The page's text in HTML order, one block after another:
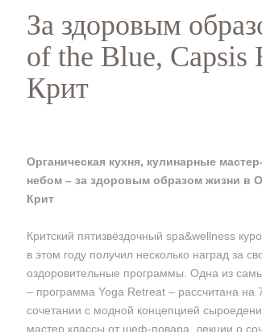
За здоровым
of the Blue, Capsis
Крит
Органическая кухня, кулинарные
небом – за здоровым образом жизни в
Крит
Критский пятизвёздочный spa&wellness
в этом году получил несколько наград за
оздоровительные программы. Одна из
– программа Yoga Retreat – рассчитана на
сочетании с модной концепцией
мастер классы от шеф-повара, лекции о